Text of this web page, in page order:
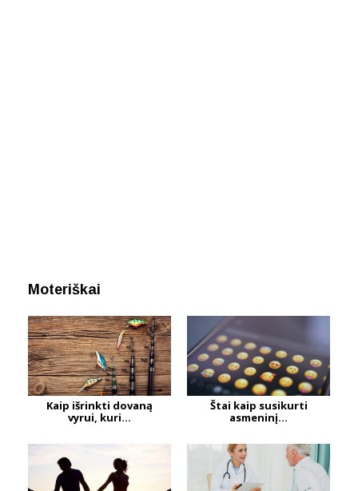
Moteriškai
Kaip išrinkti dovaną
vyrui, kuri...
Štai kaip susikurti
asmeninį...